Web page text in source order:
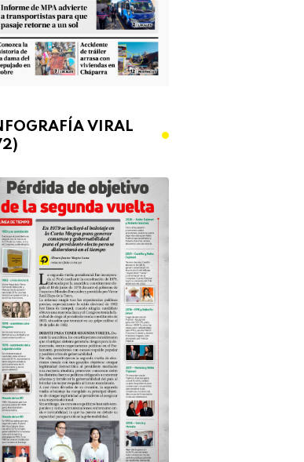
VIRAL